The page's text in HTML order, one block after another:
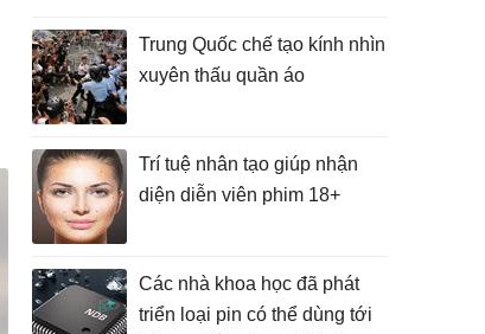
Trung Quốc chế tạo kính nhìn
xuyên thấu quần áo
Trí tuệ nhân tạo giúp nhận
diện diễn viên phim 18+
Các nhà khoa học đã phát
triển loại pin có thể dùng tới